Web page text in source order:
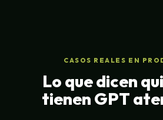
CASOS REALES EN
Lo que dicen
tienen GPT